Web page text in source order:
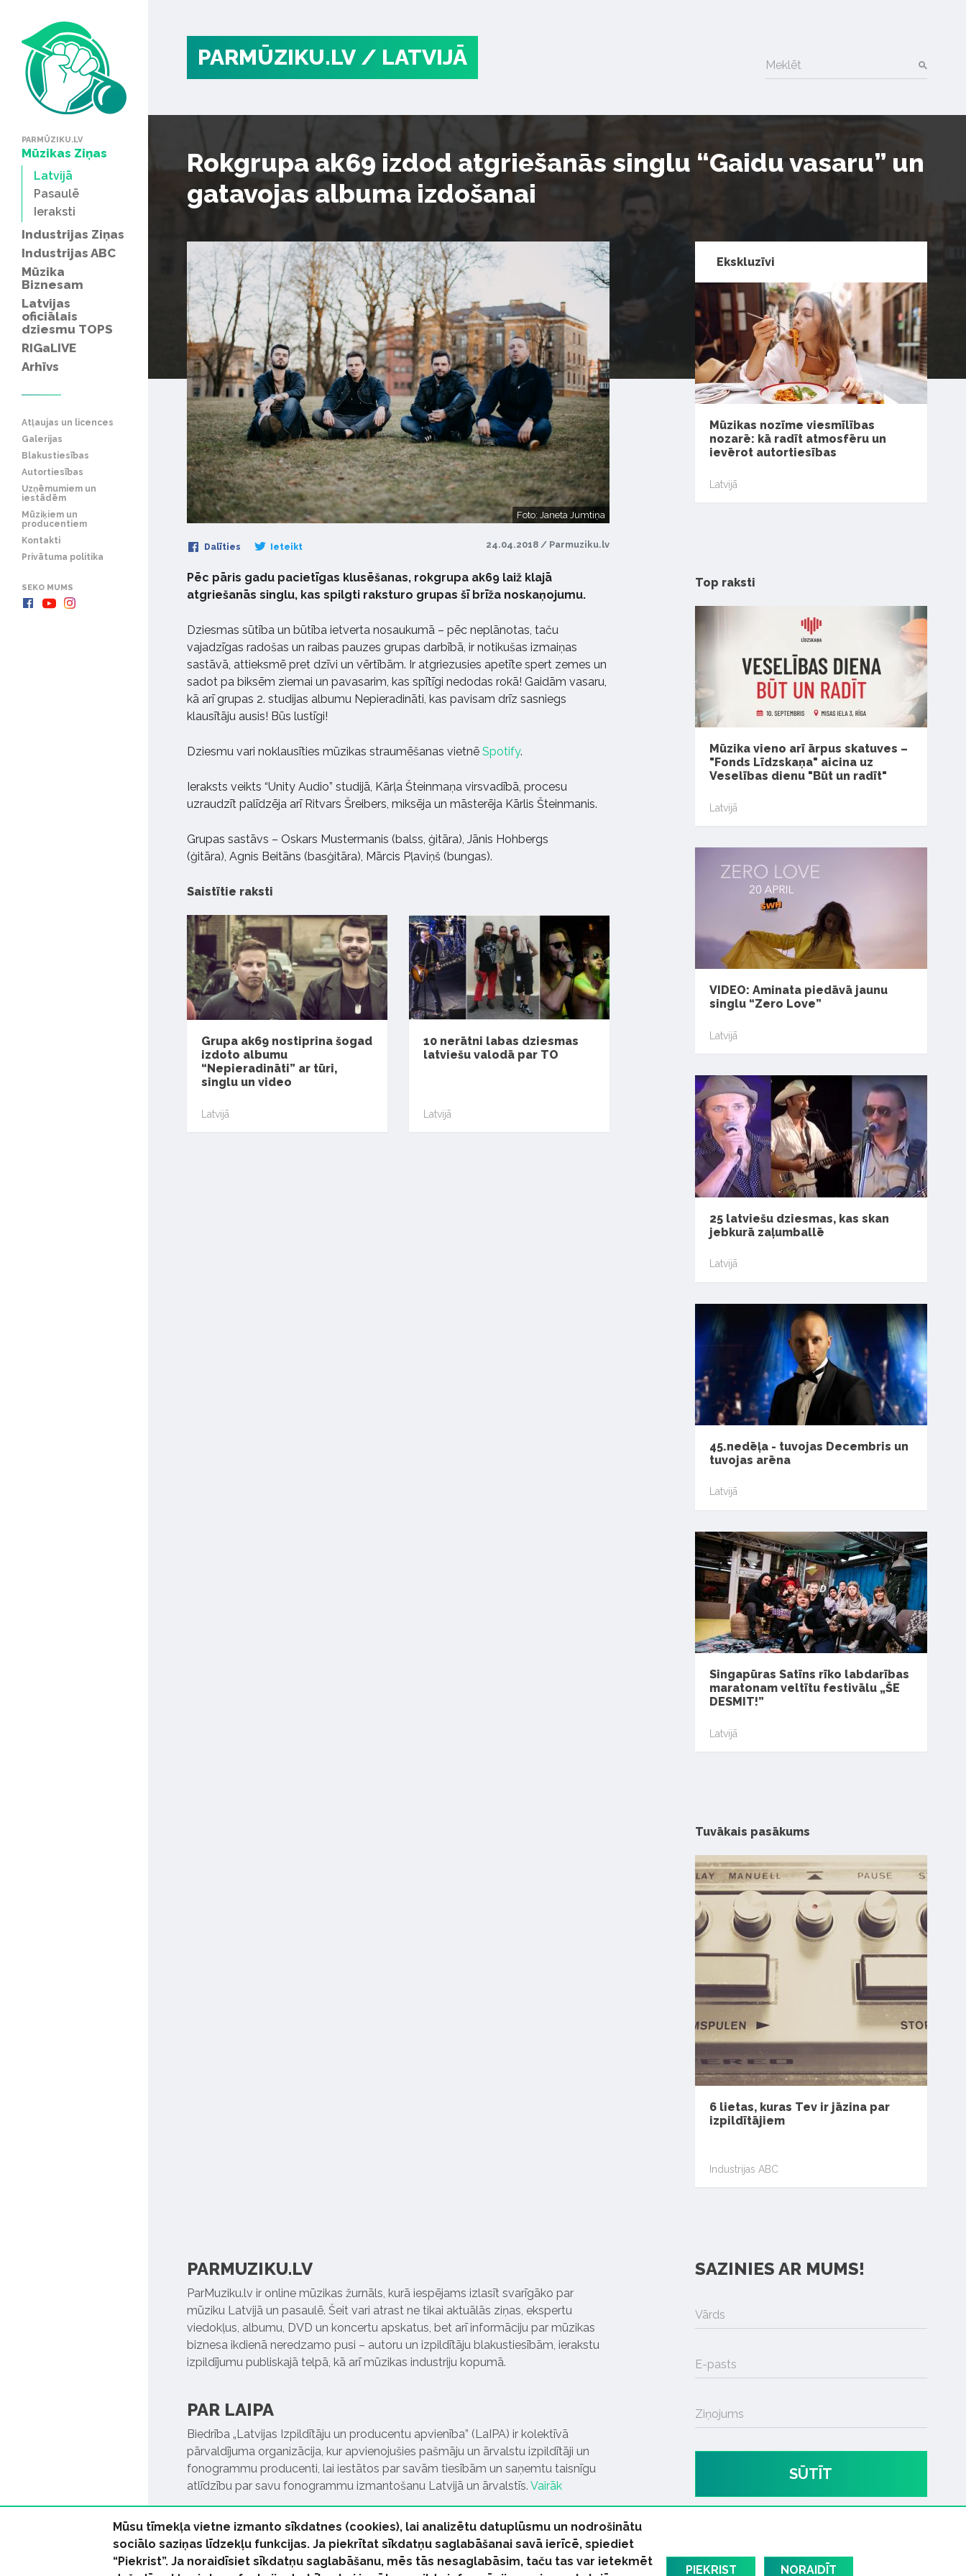
PARMŪZIKU.LV
Mūzikas Ziņas
Latvijā
Pasaulē
Ieraksti
Industrijas Ziņas
Industrijas ABC
Mūzika
Biznesam
Latvijas
oficiālais
dziesmu TOPS
RIGaLIVE
Arhīvs
Atļaujas un licences
Galerijas
Blakustiesības
Autortiesības
Uzņēmumiem un
iestādēm
Mūziķiem un
producentiem
Kontakti
Privātuma politika
SEKO MUMS
PARMŪZIKU.LV / LATVIJĀ Meklēt
Rokgrupa ak69 izdod atgriešanās singlu “Gaidu vasaru” un
gatavojas albuma izdošanai
Foto: Janeta Jumtiņa
Dalīties Ieteikt 24.04.2018 / Parmuziku.lv
Pēc pāris gadu pacietīgas klusēšanas, rokgrupa ak69 laiž klajā
atgriešanās singlu, kas spilgti raksturo grupas šī brīža noskaņojumu.
Dziesmas sūtība un būtība ietverta nosaukumā – pēc neplānotas, taču
vajadzīgas radošas un raibas pauzes grupas darbībā, ir notikušas izmaiņas
sastāvā, attieksmē pret dzīvi un vērtībām. Ir atgriezusies apetīte spert zemes un
sadot pa biksēm ziemai un pavasarim, kas spītīgi nedodas rokā! Gaidām vasaru,
kā arī grupas 2. studijas albumu Nepieradināti, kas pavisam drīz sasniegs
klausītāju ausis! Būs lustīgi!
Dziesmu vari noklausīties mūzikas straumēšanas vietnē Spotify.
Ieraksts veikts “Unity Audio” studijā, Kārļa Šteinmaņa virsvadībā, procesu
uzraudzīt palīdzēja arī Ritvars Šreibers, miksēja un māsterēja Kārlis Šteinmanis.
Grupas sastāvs – Oskars Mustermanis (balss, ģitāra), Jānis Hohbergs
(ģitāra), Agnis Beitāns (basģitāra), Mārcis Pļaviņš (bungas).
Saistītie raksti
Grupa ak69 nostiprina šogad
izdoto albumu
“Nepieradināti” ar tūri,
singlu un video
Latvijā
10 nerātni labas dziesmas
latviešu valodā par TO
Latvijā
Ekskluzīvi
Mūzikas nozīme viesmīlības
nozarē: kā radīt atmosfēru un
ievērot autortiesības
Latvijā
Top raksti
Mūzika vieno arī ārpus skatuves –
"Fonds Līdzskaņa" aicina uz
Veselības dienu "Būt un radīt"
Latvijā
VIDEO: Aminata piedāvā jaunu
singlu “Zero Love”
Latvijā
25 latviešu dziesmas, kas skan
jebkurā zaļumballē
Latvijā
45.nedēļa - tuvojas Decembris un
tuvojas arēna
Latvijā
Singapūras Satīns rīko labdarības
maratonam veltītu festivālu „ŠE
DESMIT!”
Latvijā
Tuvākais pasākums
6 lietas, kuras Tev ir jāzina par
izpildītājiem
Industrijas ABC
PARMUZIKU.LV
ParMuziku.lv ir online mūzikas žurnāls, kurā iespējams izlasīt svarīgāko par
mūziku Latvijā un pasaulē. Šeit vari atrast ne tikai aktuālās ziņas, ekspertu
viedokļus, albumu, DVD un koncertu apskatus, bet arī informāciju par mūzikas
biznesa ikdienā neredzamo pusi – autoru un izpildītāju blakustiesībām, ierakstu
izpildījumu publiskajā telpā, kā arī mūzikas industriju kopumā.
PAR LAIPA
Biedrība „Latvijas Izpildītāju un producentu apvienība” (LaIPA) ir kolektīvā
pārvaldījuma organizācija, kur apvienojušies pašmāju un ārvalstu izpildītāji un
fonogrammu producenti, lai iestātos par savām tiesībām un saņemtu taisnīgu
atlīdzību par savu fonogrammu izmantošanu Latvijā un ārvalstīs. Vairāk
SAZINIES AR MUMS!
Vārds
E-pasts
Ziņojums
SŪTĪT
Mūsu tīmekļa vietne izmanto sīkdatnes (cookies), lai analizētu datuplūsmu un nodrošinātu
sociālo saziņas līdzekļu funkcijas. Ja piekrītat sīkdatņu saglabāšanai savā ierīcē, spiediet
“Piekrist”. Ja noraidīsiet sīkdatņu saglabāšanu, mēs tās nesaglabāsim, taču tas var ietekmēt
PIEKRIST NORAIDĪT